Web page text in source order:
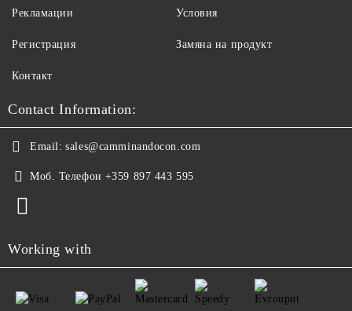
Рекламации
Регистрация
Контакт
Условия
Замяна на продукт
Contact Information:
Email: sales@camminandocon.com
Моб. Телефон +359 897 443 595
Working with